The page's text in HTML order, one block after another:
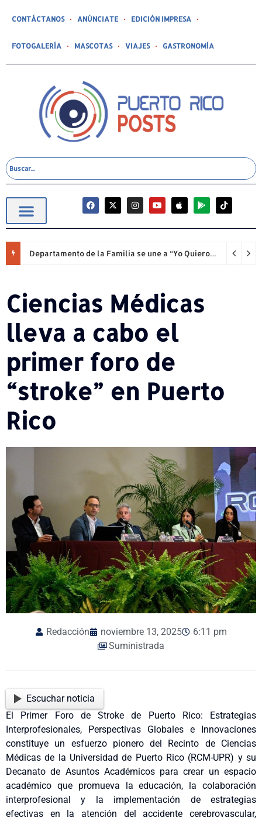
CONTÁCTANOS ANÚNCIATE EDICIÓN IMPRESA
FOTOGALERÍA MASCOTAS VIAJES GASTRONOMÍA
Departamento de la Familia se une a “Yo Quiero Mi Escuela 2026”
Ciencias Médicas
lleva a cabo el
primer foro de
“stroke” en Puerto
Rico
Redacción noviembre 13, 2025
6:11 pm
Suministrada
Escuchar noticia
El Primer Foro de Stroke de Puerto Rico: Estrategias
Interprofesionales, Perspectivas Globales e Innovaciones
constituye un esfuerzo pionero del Recinto de Ciencias
Médicas de la Universidad de Puerto Rico (RCM-UPR) y su
Decanato de Asuntos Académicos para crear un espacio
académico que promueva la educación, la colaboración
interprofesional y la implementación de estrategias
efectivas en la atención del accidente cerebrovascular,